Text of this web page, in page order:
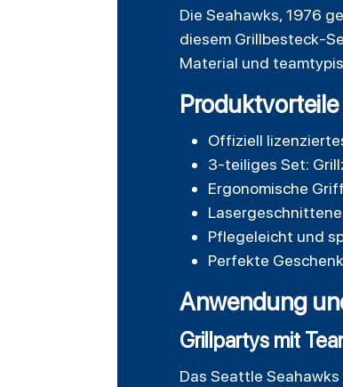
Die Seahawks, 1976
diesem Grillbesteck-
Material und
Offiziell
3-teiliges Set:
Ergonomische
Pflegeleicht und
Perfekte
Anwendung
Grillpartys mit
Das Seattle